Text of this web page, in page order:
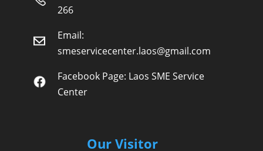
266
Email:
smeservicecenter.laos@gmail.com
Facebook Page: Laos SME Service
Center
Our Visitor